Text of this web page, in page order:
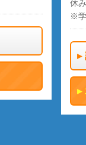
休
※